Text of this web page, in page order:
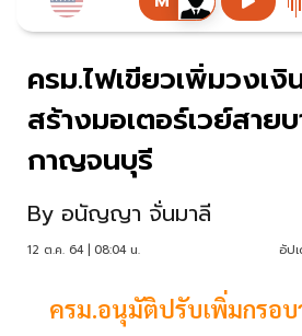
ครม.ไฟเขียวเพิ่มวงเ
สร้างมอเตอร์เวย์สาย
กาญจนบุรี
By อนัญญา จั่นมาลี
12 ต.ค. 64 | 08:04 น. อัป
ครม.อนุมัติปรับเพิ่มกรอบ